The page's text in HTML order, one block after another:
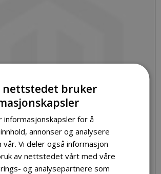
nettstedet bruker
informasjonskapsler for å
annonser og analysere
vår. Vi deler også informasjon
av nettstedet vårt med våre
og analysepartnere som